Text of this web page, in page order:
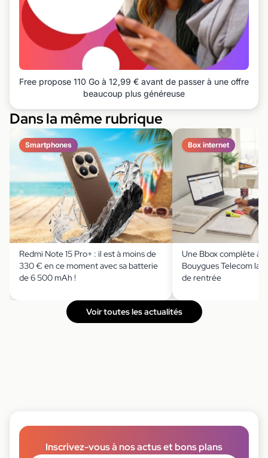
Free propose 110 Go à 12,99 € avant de passer à une offre
beaucoup plus généreuse
Dans la même rubrique
Smartphones
Redmi Note 15 Pro+ : il est à moins de
330 € en ce moment avec sa batterie
de 6 500 mAh !
Box internet
Une Bbox complète à
Bouygues Telecom
de rentrée
Voir toutes les actualités
Inscrivez-vous à nos actus et bons plans